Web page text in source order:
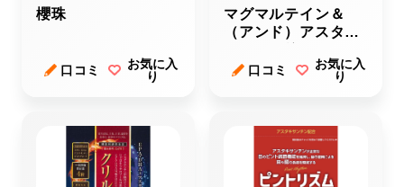
櫻珠
口コミ
お気に入
り
マグマルテイン＆
（アンド）アスタキ
口コミ
お気に入
り